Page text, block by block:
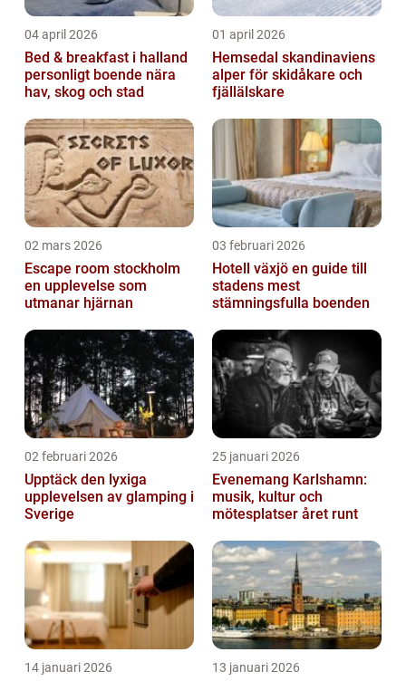
04 april 2026
Bed & breakfast i halland
personligt boende nära
hav, skog och stad
01 april 2026
Hemsedal skandinaviens
alper för skidåkare och
fjällälskare
02 mars 2026
Escape room stockholm
en upplevelse som
utmanar hjärnan
03 februari 2026
Hotell växjö en guide till
stadens mest
stämningsfulla boenden
02 februari 2026
Upptäck den lyxiga
upplevelsen av glamping i
Sverige
25 januari 2026
Evenemang Karlshamn:
musik, kultur och
mötesplatser året runt
14 januari 2026 13 januari 2026